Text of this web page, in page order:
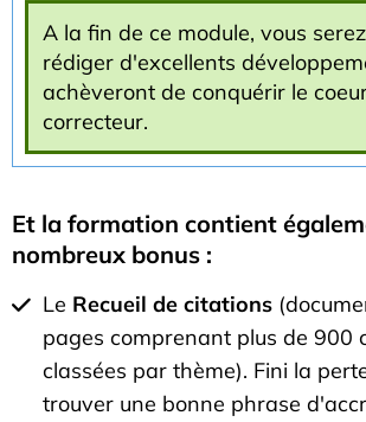
A la fin de ce module, vous
rédiger d'excellents
achèveront de conquérir le
correcteur.
Et la formation contient
nombreux bonus :
Le Recueil de citations
pages comprenant plus de 900
classées par thème). Fini la
trouver une bonne phrase